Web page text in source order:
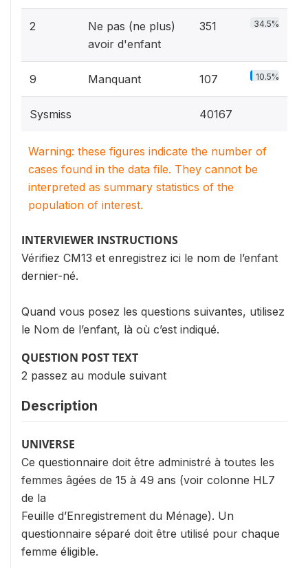
2
Ne pas (ne plus)
avoir d'enfant
351 34.5%
9 Manquant 107 10.5%
Sysmiss 40167
Warning: these figures indicate the number of
cases found in the data file. They cannot be
interpreted as summary statistics of the
population of interest.
INTERVIEWER INSTRUCTIONS
Vérifiez CM13 et enregistrez ici le nom de l’enfant
dernier-né.
Quand vous posez les questions suivantes, utilisez
le Nom de l’enfant, là où c’est indiqué.
QUESTION POST TEXT
2 passez au module suivant
Description
UNIVERSE
Ce questionnaire doit être administré à toutes les
femmes âgées de 15 à 49 ans (voir colonne HL7
de la
Feuille d’Enregistrement du Ménage). Un
questionnaire séparé doit être utilisé pour chaque
femme éligible.